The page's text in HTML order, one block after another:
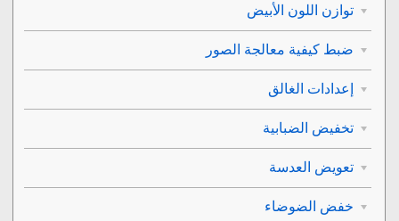
توازن اللون الأبيض
ضبط كيفية معالجة الصور
إعدادات الغالق
تخفيض الضبابية
تعويض العدسة
خفض الضوضاء